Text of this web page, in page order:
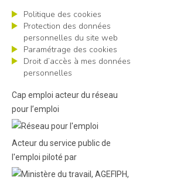
Politique des cookies
Protection des données
personnelles du site web
Paramétrage des cookies
Droit d’accès à mes données
personnelles
Cap emploi acteur du réseau
pour l’emploi
Acteur du service public de
l'emploi piloté par